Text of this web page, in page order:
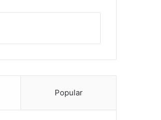
Popular